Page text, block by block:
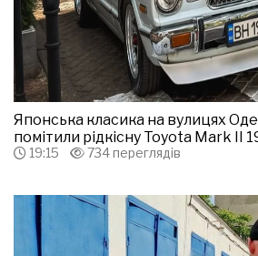
Японська класика на вулицях
помітили рідкісну Toyota Mark II
19:15 734 переглядів